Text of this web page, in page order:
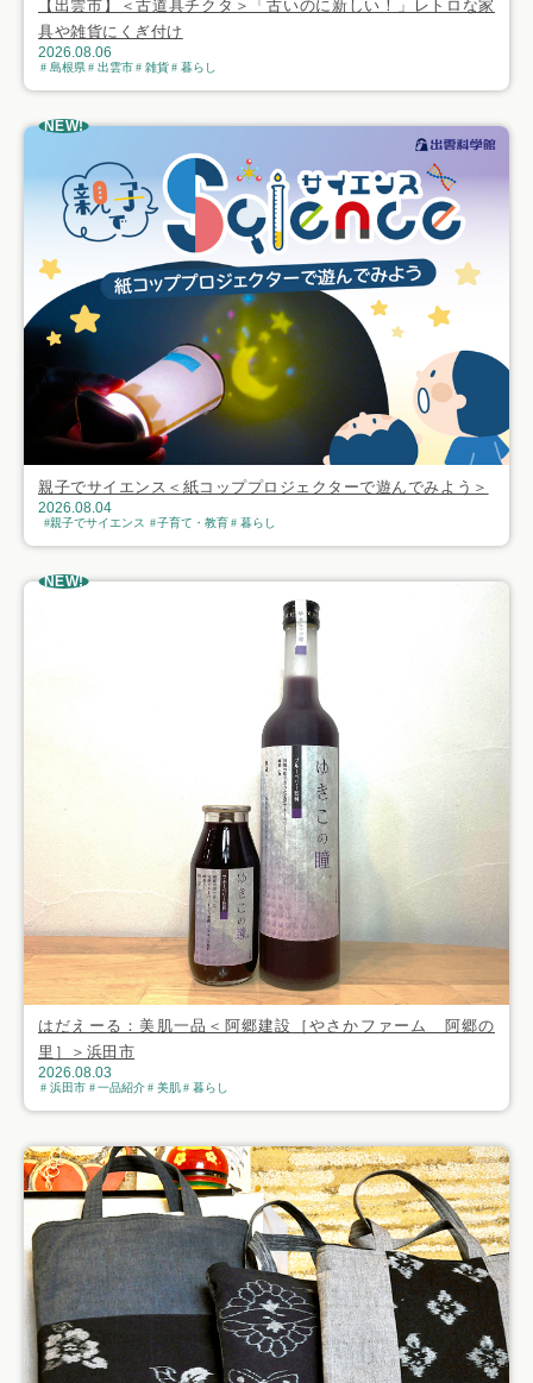
【出雲市】＜古道具チクタ＞「古いのに新しい！」レトロな家
具や雑貨にくぎ付け
2026.08.06
島根県 出雲市 雑貨 暮らし
NEW!
親子でサイエンス＜紙コッププロジェクターで遊んでみよう＞
2026.08.04
親子でサイエンス 子育て・教育 暮らし
NEW!
はだえーる：美肌一品＜阿郷建設［やさかファーム 阿郷の
里］＞浜田市
2026.08.03
浜田市 一品紹介 美肌 暮らし